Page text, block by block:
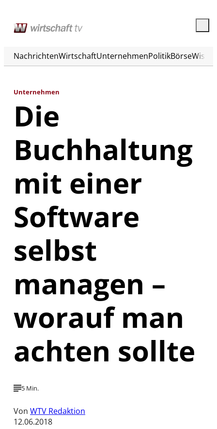
NachrichtenWirtschaftUnternehmenPolitikBörse
Unternehmen
Die
Buchhaltung
mit einer
Software
selbst
managen –
worauf man
achten sollte
5 Min.
Von WTV Redaktion
12.06.2018